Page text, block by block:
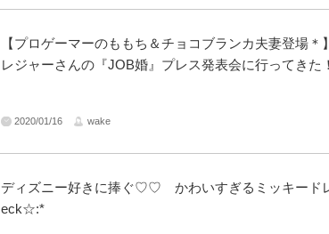
【プロゲーマーのももち＆チョコブランカ夫妻登場＊
レジャーさんの『JOB婚』プレス発表会に行ってき
2020/01/16 wake
ディズニー好きに捧ぐ♡♡ かわいすぎるミッキード
eck☆:*